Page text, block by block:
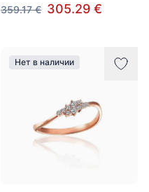
359.17 € 305.29 €
Нет в наличии